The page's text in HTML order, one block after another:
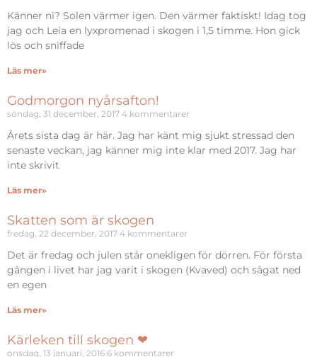
Känner ni? Solen värmer igen. Den värmer faktiskt! Idag tog
jag och Leia en lyxpromenad i skogen i 1,5 timme. Hon gick
lös och sniffade
Läs mer»
Godmorgon nyårsafton!
söndag, 31 december, 2017 4 kommentarer
Årets sista dag är här. Jag har känt mig sjukt stressad den
senaste veckan, jag känner mig inte klar med 2017. Jag har
inte skrivit
Läs mer»
Skatten som är skogen
fredag, 22 december, 2017 4 kommentarer
Det är fredag och julen står onekligen för dörren. För första
gången i livet har jag varit i skogen (Kvaved) och sågat ned
en egen
Läs mer»
Kärleken till skogen ❤︎
onsdag, 13 januari, 2016 6 kommentarer